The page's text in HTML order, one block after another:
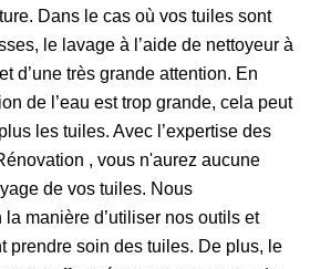
Dans le cas où vos tuiles sont
le lavage à l’aide de nettoyeur à
d’une très grande attention. En
de l’eau est trop grande, cela peut
les tuiles. Avec l’expertise des
, vous n'aurez aucune
de vos tuiles. Nous
manière d’utiliser nos outils et
prendre soin des tuiles. De plus, le